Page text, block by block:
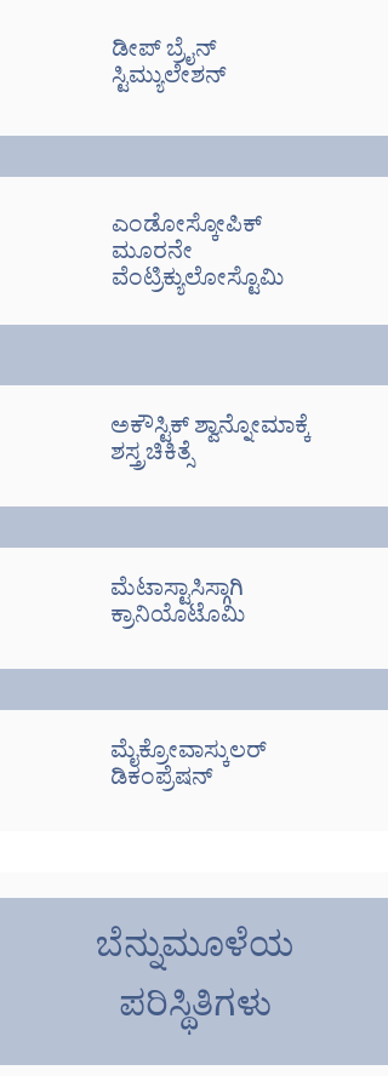
ಡೀಪ್ ಬ್ರೈನ್
ಸ್ಟಿಮ್ಯುಲೇಶನ್
ಎಂಡೋಸ್ಕೋಪಿಕ್
ಮೂರನೇ
ವೆಂಟ್ರಿಕ್ಯುಲೋಸ್ಟೊಮಿ
ಅಕೌಸ್ಟಿಕ್ ಶ್ವಾನ್ನೋಮಾಕ್ಕೆ
ಶಸ್ತ್ರಚಿಕಿತ್ಸೆ
ಮೆಟಾಸ್ಟಾಸಿಸ್ಗಾಗಿ
ಕ್ರಾನಿಯೊಟೊಮಿ
ಮೈಕ್ರೋವಾಸ್ಕುಲರ್
ಡಿಕಂಪ್ರೆಷನ್
ಆಘಾತಕಾರಿ ಮಿದುಳಿನ
ಗಾಯ
ಬೆನ್ನುಮೂಳೆಯ
ಪರಿಸ್ಥಿತಿಗಳು